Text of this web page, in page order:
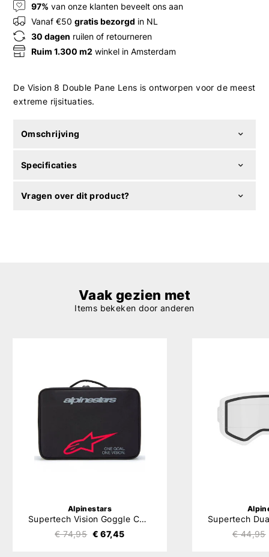
97% van onze klanten beveelt ons aan
Vanaf €50gratis bezorgd in NL
30 dagen ruilen of retourneren
Ruim 1.300 m2 winkel in Amsterdam
De Vision 8 Double Pane Lens is ontworpen voor de meest
extreme rijsituaties.
Omschrijving
Specificaties
Vragen over dit product?
Vaak gezien met
Items bekeken door anderen
Alpinestars
Supertech Vision Goggle Case
€ 74,95 € 67,45 € 44,95